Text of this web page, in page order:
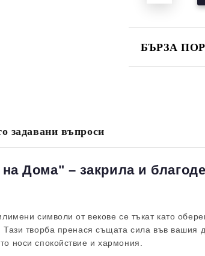
БЪРЗА
задавани въпроси
Дома" – закрила и
символи от векове се тъкат като
Тази творба пренася същата сила във вашия
носи спокойствие и хармония.